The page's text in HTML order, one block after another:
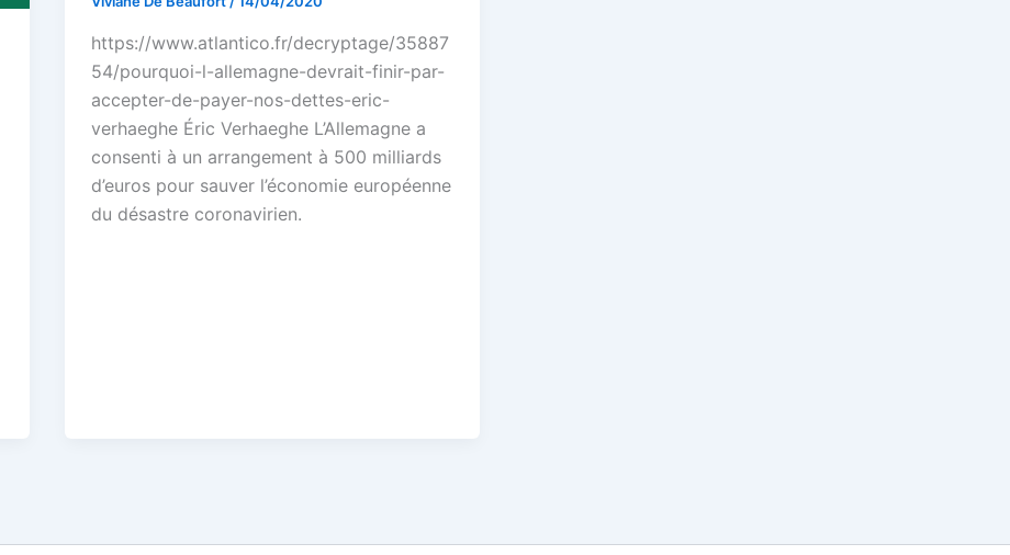
https://www.atlantico.fr/decryptage/35887
54/pourquoi-l-allemagne-devrait-finir-par-
accepter-de-payer-nos-dettes-eric-
verhaeghe Éric Verhaeghe L’Allemagne a
consenti à un arrangement à 500 milliards
d’euros pour sauver l’économie européenne
du désastre coronavirien.